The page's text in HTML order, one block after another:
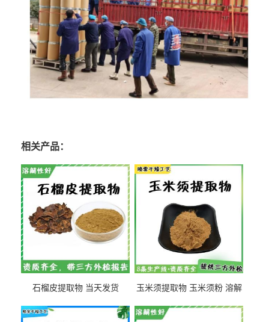
相关产品：
石榴皮提取物 当天发货
玉米须提取物 玉米须粉 溶解